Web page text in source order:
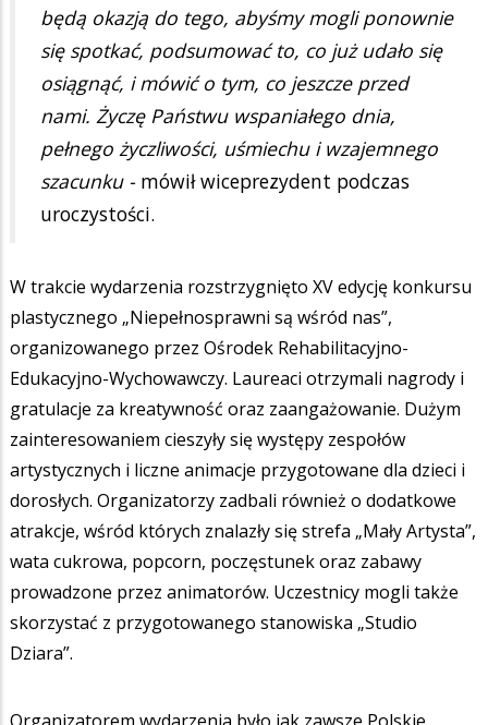
będą okazją do tego, abyśmy mogli ponownie
się spotkać, podsumować to, co już udało się
osiągnąć, i mówić o tym, co jeszcze przed
nami. Życzę Państwu wspaniałego dnia,
pełnego życzliwości, uśmiechu i wzajemnego
szacunku - mówił wiceprezydent podczas
uroczystości.
W trakcie wydarzenia rozstrzygnięto XV edycję konkursu
plastycznego „Niepełnosprawni są wśród nas”,
organizowanego przez Ośrodek Rehabilitacyjno-
Edukacyjno-Wychowawczy. Laureaci otrzymali nagrody i
gratulacje za kreatywność oraz zaangażowanie. Dużym
zainteresowaniem cieszyły się występy zespołów
artystycznych i liczne animacje przygotowane dla dzieci i
dorosłych. Organizatorzy zadbali również o dodatkowe
atrakcje, wśród których znalazły się strefa „Mały Artysta”,
wata cukrowa, popcorn, poczęstunek oraz zabawy
prowadzone przez animatorów. Uczestnicy mogli także
skorzystać z przygotowanego stanowiska „Studio
Dziara”.